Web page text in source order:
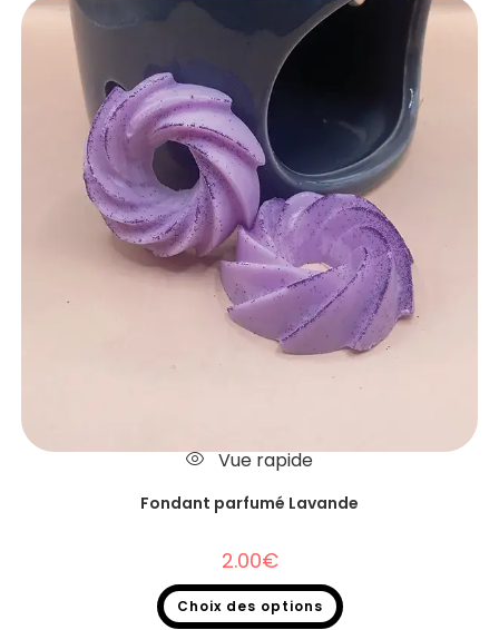
Vue rapide
Fondant parfumé Lavande
2.00€
Choix des options